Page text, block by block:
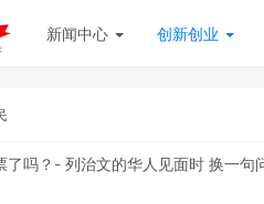
新闻中心 创新创业
- 列治⽂的华⼈⻅⾯时 换⼀句问候语?